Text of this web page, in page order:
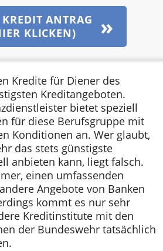
ANTRAG
KLICKEN)
Kredite für Diener des
Kreditangeboten.
bietet speziell
für diese Berufsgruppe mit
Konditionen an. Wer glaubt,
das stets günstigste
anbieten kann, liegt falsch.
einen umfassenden
Angebote von Banken
kommt es nur sehr
Kreditinstitute mit den
der Bundeswehr tatsächlich